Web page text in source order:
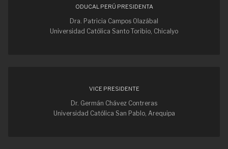
ODUCAL PERÚ PRESIDENTA
Dra. Patricia Campos Olazábal
Universidad Católica Santo Toribio, Chicalyo
VICE PRESIDENTE
Dr. Germán Chávez Contreras
Universidad Católica San Pablo, Arequipa